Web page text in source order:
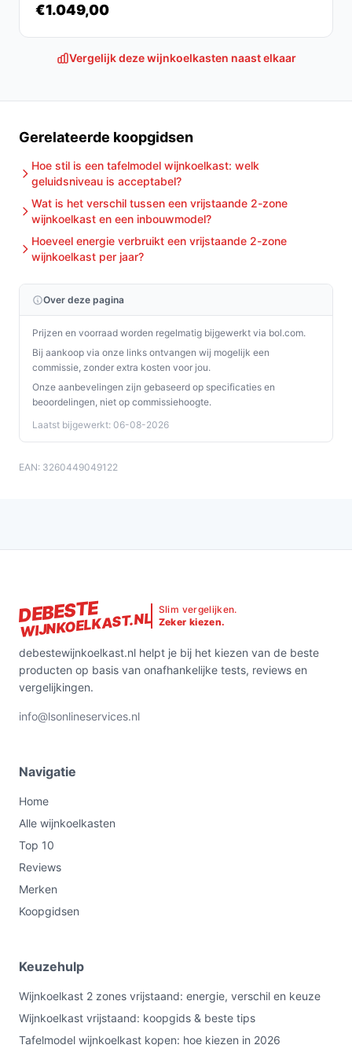
bij jouw behoeften!
€1.049,00
Vergelijk deze wijnkoelkasten naast elkaar
Gerelateerde koopgidsen
Hoe stil is een tafelmodel wijnkoelkast: welk
geluidsniveau is acceptabel?
Wat is het verschil tussen een vrijstaande 2-zone
wijnkoelkast en een inbouwmodel?
Hoeveel energie verbruikt een vrijstaande 2-zone
wijnkoelkast per jaar?
Over deze pagina
Prijzen en voorraad worden regelmatig bijgewerkt via bol.com.
Bij aankoop via onze links ontvangen wij mogelijk een
commissie, zonder extra kosten voor jou.
Onze aanbevelingen zijn gebaseerd op specificaties en
beoordelingen, niet op commissiehoogte.
Laatst bijgewerkt: 06-08-2026
EAN: 3260449049122
DEBESTE
WIJNKOELKAST.NL
Slim vergelijken.
Zeker kiezen.
debestewijnkoelkast.nl helpt je bij het kiezen van de beste
producten op basis van onafhankelijke tests, reviews en
vergelijkingen.
info@lsonlineservices.nl
Navigatie
Home
Alle wijnkoelkasten
Top 10
Reviews
Merken
Koopgidsen
Keuzehulp
Wijnkoelkast 2 zones vrijstaand: energie, verschil en keuze
Wijnkoelkast vrijstaand: koopgids & beste tips
Tafelmodel wijnkoelkast kopen: hoe kiezen in 2026